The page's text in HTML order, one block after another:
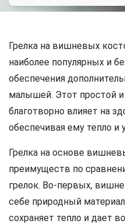
Грелка на вишневых
наиболее популярных и
обеспечения
малышей. Этот простой
благотворно влияет на
обеспечивая ему тепло
Грелка на основе
преимуществ по
грелок. Во-первых,
себе природный
сохраняет тепло и дает